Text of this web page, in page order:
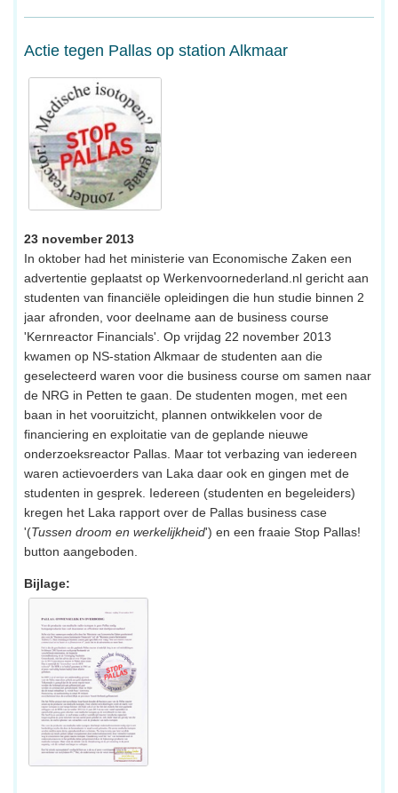
Actie tegen Pallas op station Alkmaar
23 november 2013
In oktober had het ministerie van Economische Zaken een
advertentie geplaatst op Werkenvoornederland.nl gericht aan
studenten van financiële opleidingen die hun studie binnen 2
jaar afronden, voor deelname aan de business course
'Kernreactor Financials'. Op vrijdag 22 november 2013
kwamen op NS-station Alkmaar de studenten aan die
geselecteerd waren voor die business course om samen naar
de NRG in Petten te gaan. De studenten mogen, met een
baan in het vooruitzicht, plannen ontwikkelen voor de
financiering en exploitatie van de geplande nieuwe
onderzoeksreactor Pallas. Maar tot verbazing van iedereen
waren actievoerders van Laka daar ook en gingen met de
studenten in gesprek. Iedereen (studenten en begeleiders)
kregen het Laka rapport over de Pallas business case
'(Tussen droom en werkelijkheid') en een fraaie Stop Pallas!
button aangeboden.
Bijlage: